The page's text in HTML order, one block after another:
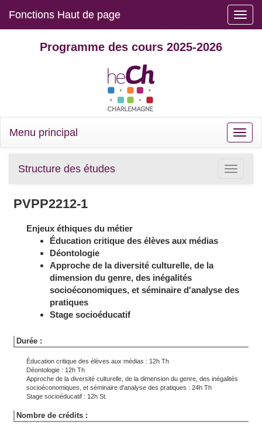
Toggle
Fonctions Haut de page
Programme des cours 2025-2026
Toggle
Menu principal
Toggle
Structure des études
PVPP2212-1
Enjeux éthiques du métier
Éducation critique des élèves aux médias
Déontologie
Approche de la diversité culturelle, de la
dimension du genre, des inégalités
socioéconomiques, et séminaire d'analyse des
pratiques
Stage socioéducatif
Durée :
Éducation critique des élèves aux médias : 12h Th
Déontologie : 12h Th
Approche de la diversité culturelle, de la dimension du genre, des inégalités
socioéconomiques, et séminaire d'analyse des pratiques : 24h Th
Stage socioéducatif : 12h St.
Nombre de crédits :